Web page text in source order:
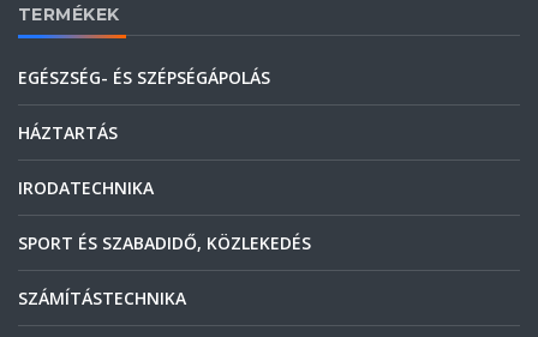
TERMÉKEK
EGÉSZSÉG- ÉS SZÉPSÉGÁPOLÁS
HÁZTARTÁS
IRODATECHNIKA
SPORT ÉS SZABADIDŐ, KÖZLEKEDÉS
SZÁMÍTÁSTECHNIKA